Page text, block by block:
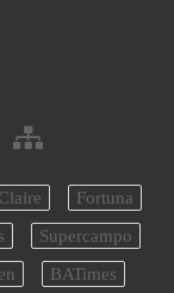
Fortuna
Supercampo
BATimes